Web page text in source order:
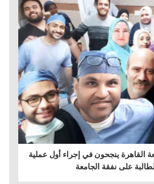
القاهرة ينجحون في إجراء أول عملية
على نفقة الجامعة